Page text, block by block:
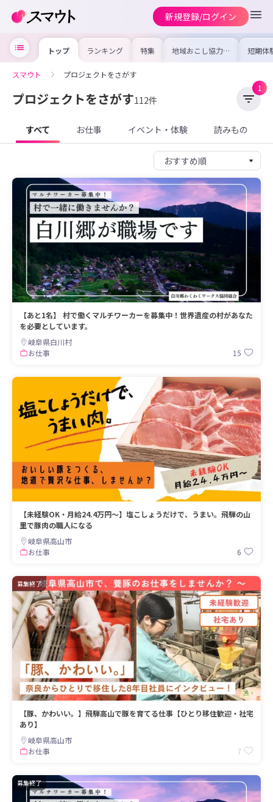
新規登録/ログイン
トップ ランキング 特集 地域おこし協力隊
の求人やイベント
を集めました！仕
短期体
り〜数
域を知
期体
スマウト プロジェクトをさがす
プロジェクトをさがす112件
1
すべて お仕事 イベント・体験 読みもの
【あと1名】 村で働くマルチワーカーを募集中！世界遺産の村があなた
を必要としています。
岐阜県白川村
お仕事
15
【未経験OK・月給24.4万円〜】塩こしょうだけで、うまい。飛騨の山
里で豚肉の職人になる
岐阜県高山市
お仕事
6
募集終了
【豚、かわいい。】飛騨高山で豚を育てる仕事【ひとり移住歓迎・社宅
あり】
岐阜県高山市
お仕事
7
募集終了